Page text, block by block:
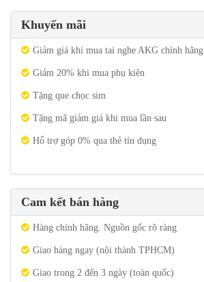
Khuyến mãi
Giảm giá khi mua tai nghe AKG chính hãng
Giảm 20% khi mua phụ kiện
Tặng que chọc sim
Tặng mã giảm giá khi mua lần sau
Hổ trợ góp 0% qua thẻ tín dụng
Cam kết bán hàng
Hàng chính hãng. Nguồn gốc rõ ràng
Giao hàng ngay (nội thành TPHCM)
Giao trong 2 đến 3 ngày (toàn quốc)